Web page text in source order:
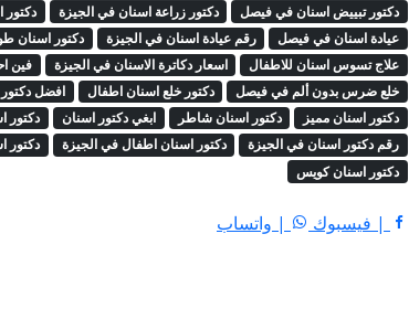
دكتور تبييض اسنان في فيصل
دكتور زراعة اسنان في الجيزة
عيادة اسنان في فيصل
رقم عيادة اسنان في الجيزة دكتور اسنان
علاج تسوس اسنان للاطفال
اسعار دكاترة الاسنان في الجيزة فين
خلع ضرس بدون ألم في فيصل
دكتور خلع اسنان اطفال افضل
دكتور اسنان مميز
دكتور اسنان شاطر ابغي دكتور اسنان دكتور
رقم دكتور اسنان في الجيزة
دكتور اسنان اطفال في الجيزة دكتور
دكتور اسنان كويس
| فيسبوك | واتساب